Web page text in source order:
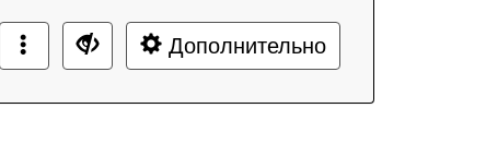
Дополнительно